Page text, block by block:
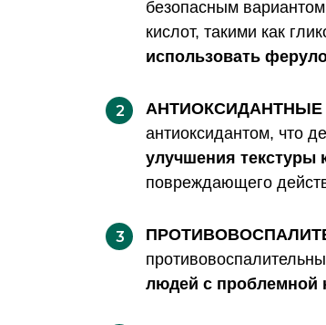
безопасным
кислот, такими как
использовать
2 АНТИОКСИДАНТНЫЕ
антиоксидантом, что
улучшения текстуры
повреждающего
3
людей с проблемной